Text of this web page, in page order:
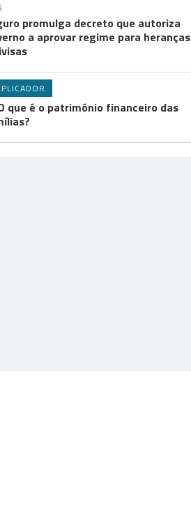
promulga decreto que autoriza
a aprovar regime para heranças
que é o património financeiro das